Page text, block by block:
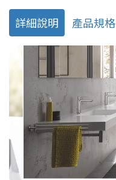
詳細說明 產品規格